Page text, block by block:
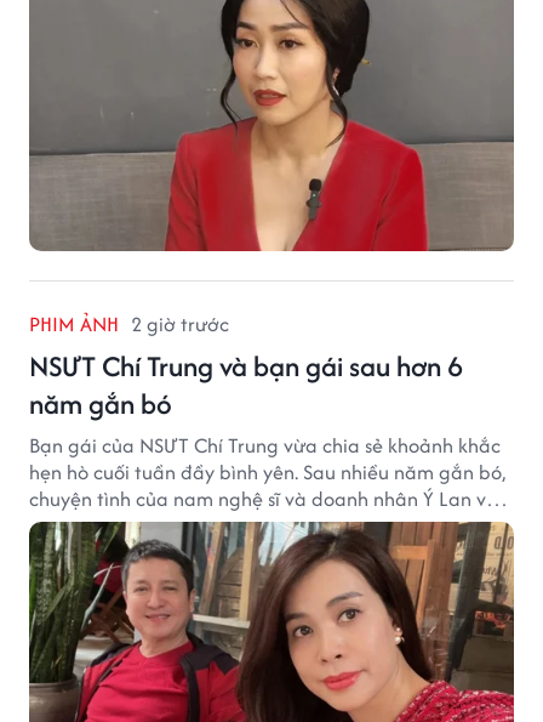
PHIM ẢNH 2 giờ trước
NSƯT Chí Trung và bạn gái sau hơn 6
năm gắn bó
Bạn gái của NSƯT Chí Trung vừa chia sẻ khoảnh khắc
hẹn hò cuối tuần đầy bình yên. Sau nhiều năm gắn bó,
chuyện tình của nam nghệ sĩ và doanh nhân Ý Lan vẫn
nhận được sự quan tâm từ công chúng.